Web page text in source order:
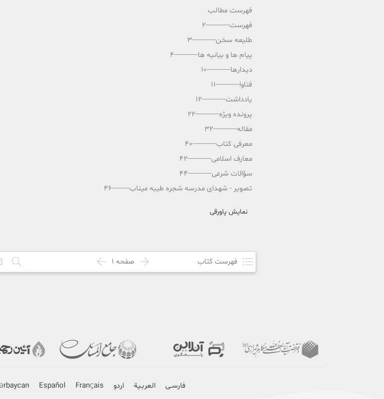
فهرست مطالب
فهرست------------2
طلیعه سخن------------3
پیام ها و بیانیه ها------------4
دیدارها------------10
فتاوا------------11
یادداشت------------12
پرونده ویژه------------22
مقاله------------32
معرفی کتاب------------40
معارف اسلامی------------42
سؤالات شرعی------------44
تصویر - شهدای مدرسه شجره طیبه میناب---------46
نمایش پاورقی
فهرست کتاب صفحه 1
فارسـی العربـیة اردو Français
Español